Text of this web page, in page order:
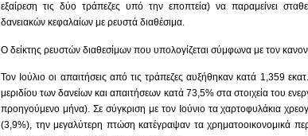
εξαίρεση τις δύο τράπεζες υπό την εποπτεία) να παραμείνει
δανειακών κεφαλαίων με ρευστά διαθέσιμα.
Ο δείκτης ρευστών διαθεσίμων που υπολογίζεται σύμφωνα με τον
Τον Ιούλιο οι απαιτήσεις από τις τράπεζες αυξήθηκαν κατά 1,359
μεριδίου των δανείων και απαιτήσεων κατά 73,5% στα στοιχεία του
προηγούμενο μήνα). Σε σύγκριση με τον Ιούνιο τα χαρτοφυλάκια
(3,9%), την μεγαλύτερη πτώση κατέγραψαν τα χρηματοοικονομικά